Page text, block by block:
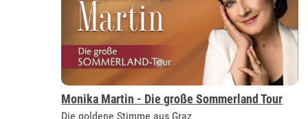
Monika Martin - Die große Sommerland Tour
Die goldene Stimme aus Graz